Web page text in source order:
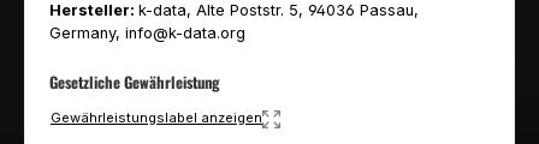
Hersteller: k-data, Alte Poststr. 5, 94036 Passau,
Germany, info@k-data.org
Gesetzliche Gewährleistung
Gewährleistungslabel anzeigen